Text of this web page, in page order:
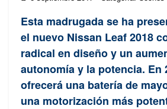
Esta madrugada se ha
el nuevo Nissan Leaf 2018
radical en diseño y un
autonomía y la potencia. En
ofrecerá una batería de
una motorización más